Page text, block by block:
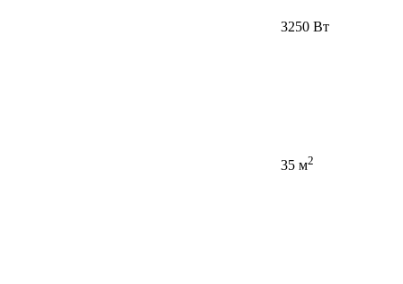
3250 Вт
35 м2